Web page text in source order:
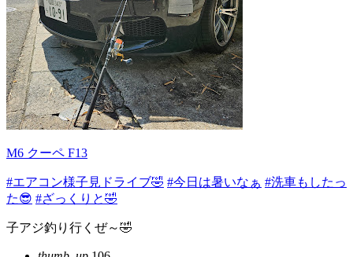
M6 クーペ F13
#エアコン様子見ドライブ🤣 #今日は暑いなぁ #洗車もしたっ
た😎 #ざっくりと🤣
子アジ釣り行くぜ～🤣